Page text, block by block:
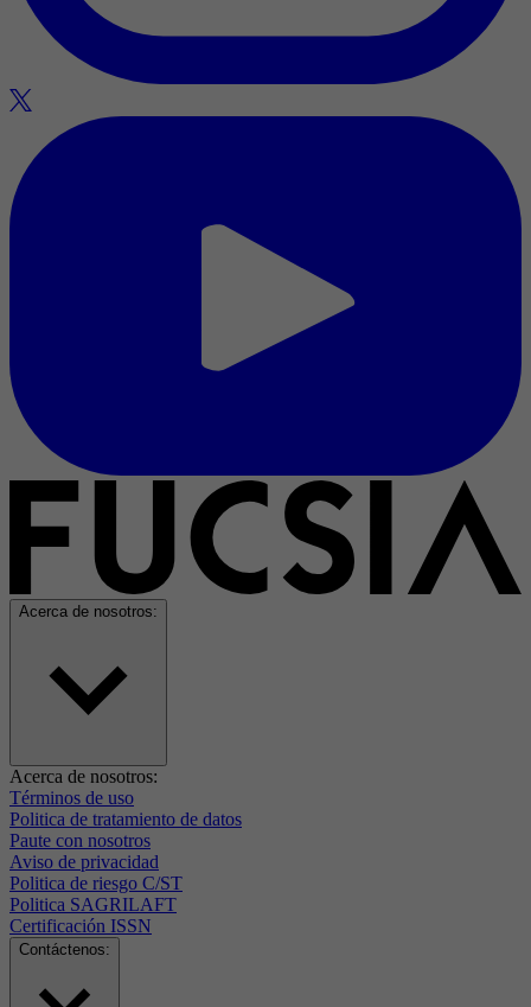
Acerca de nosotros:
Acerca de nosotros:
Términos de uso
Politica de tratamiento de datos
Paute con nosotros
Aviso de privacidad
Politica de riesgo C/ST
Politica SAGRILAFT
Certificación ISSN
Contáctenos: